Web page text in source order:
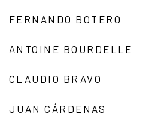
FERNANDO BOTERO
ANTOINE BOURDELLE
CLAUDIO BRAVO
JUAN CÁRDENAS